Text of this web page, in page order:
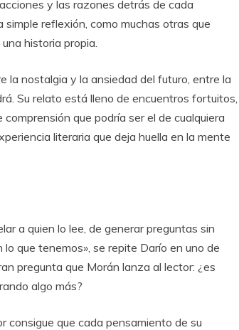
y las razones detrás de cada
reflexión, como muchas otras que
historia propia.
la nostalgia y la ansiedad del futuro, entre la
Su relato está lleno de encuentros fortuitos,
que podría ser el de cualquiera
literaria que deja huella en la mente
a quien lo lee, de generar preguntas sin
que tenemos», se repite Darío en uno de
pregunta que Morán lanza al lector: ¿es
algo más?
consigue que cada pensamiento de su